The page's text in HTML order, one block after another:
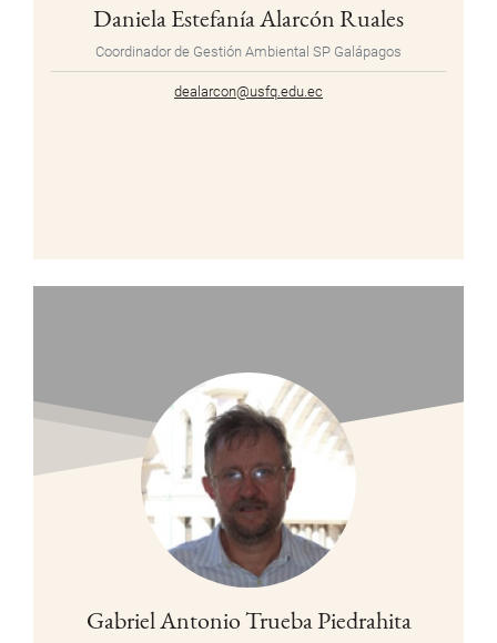
Daniela Estefanía Alarcón Ruales
Coordinador de Gestión Ambiental SP Galápagos
dealarcon@usfq.edu.ec
Gabriel Antonio Trueba Piedrahita